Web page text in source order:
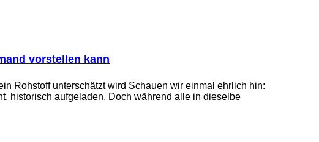
vorstellen kann
Rohstoff unterschätzt wird Schauen wir einmal ehrlich hin:
historisch aufgeladen. Doch während alle in dieselbe